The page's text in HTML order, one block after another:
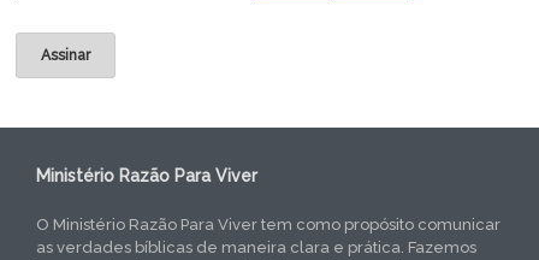
Ministério Razão Para Viver
O Ministério Razão Para Viver tem como propósito comunicar
as verdades bíblicas de maneira clara e prática. Fazemos